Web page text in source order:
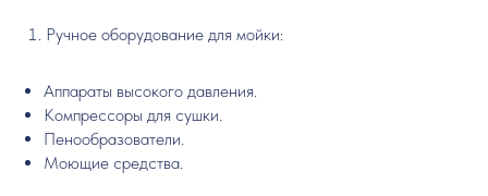
Ручное оборудование для мойки:
Аппараты высокого давления.
Компрессоры для сушки.
Пенообразователи.
Моющие средства.